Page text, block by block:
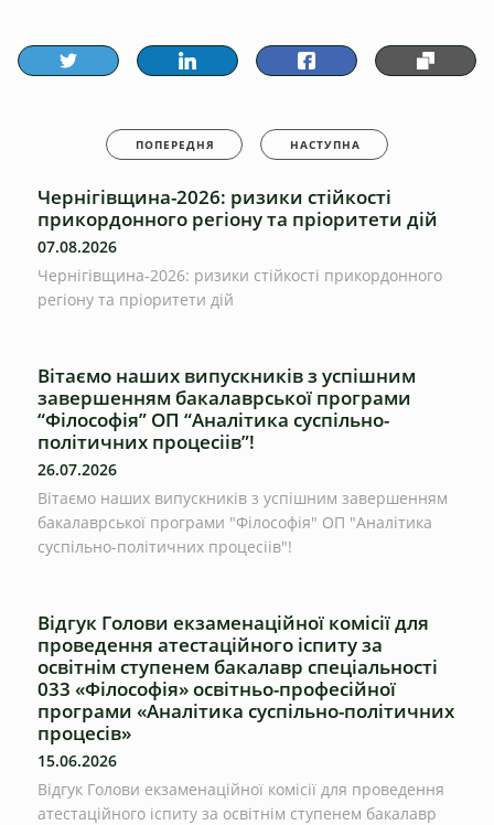
ПОПЕРЕДНЯ НАСТУПНА
Чернігівщина-2026: ризики стійкості
прикордонного регіону та пріоритети дій
07.08.2026
Чернігівщина-2026: ризики стійкості прикордонного
регіону та пріоритети дій
Вітаємо наших випускників з успішним
завершенням бакалаврської програми
“Філософія” ОП “Аналітика суспільно-
політичних процесіів”!
26.07.2026
Вітаємо наших випускників з успішним завершенням
бакалаврської програми "Філософія" ОП "Аналітика
суспільно-політичних процесіів"!
Відгук Голови екзаменаційної комісії для
проведення атестаційного іспиту за
освітнім ступенем бакалавр спеціальності
033 «Філософія» освітньо-професійної
програми «Аналітика суспільно-політичних
процесів»
15.06.2026
Відгук Голови екзаменаційної комісії для проведення
атестаційного іспиту за освітнім ступенем бакалавр